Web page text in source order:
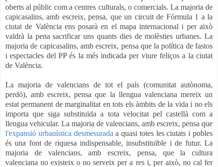
oberts al públic com a centres culturals, o comercials. La majoria de
capicasalins, amb escreix, pensa, que un circuit de Fórmula 1 a la
ciutat de València ens posarà en el mapa internacional i per això
valdrà la pena sacrificar uns quants dies de molèsties urbanes. La
majoria de capicasalins, amb escreix, pensa que la política de fastos
i espectacles del PP és la més indicada per viure feliços a la ciutat
de València.
La majoria de valencians de tot el país (comunitat autònoma,
perdó), amb escreix, pensa que la llengua valenciana mereix un
estat permanent de marginalitat en tots els àmbits de la vida i no els
importa que siga substituïda a tota velocitat pel castellà com a
llengua vehicular. La majoria de valencians, amb escreix, pensa que
l'expansió urbanística desmesurada a quasi totes les ciutats i pobles
és una font de riquesa indispensable, insubstituïble i de futur. La
majoria de valencians, amb escreix, pensa, que la cultura
valenciana no existeix o no serveix per a res i, per això, no cal fer